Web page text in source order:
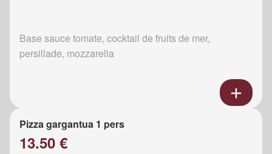
Base sauce tomate, cocktail de fruits de mer,
persillade, mozzarella
Pizza gargantua 1 pers
13.50 €